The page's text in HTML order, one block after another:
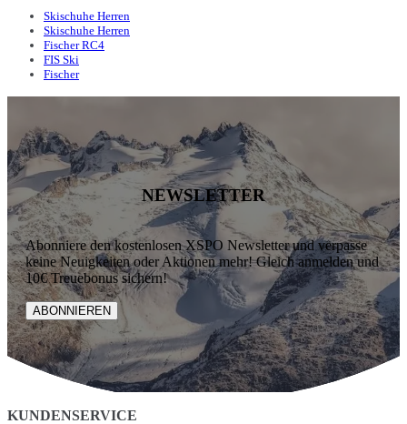
Skischuhe Herren
Skischuhe Herren
Fischer RC4
FIS Ski
Fischer
NEWSLETTER
Abonniere den kostenlosen XSPO Newsletter und verpasse
keine Neuigkeiten oder Aktionen mehr! Gleich anmelden und
10€ Treuebonus sichern!
ABONNIEREN
KUNDENSERVICE